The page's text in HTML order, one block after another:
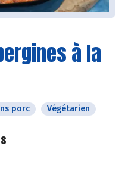
à la
porc Végétarien